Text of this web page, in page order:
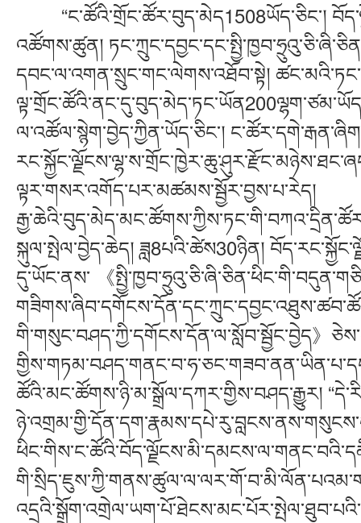
“ང་ཚོའི་གྲོང་ཚོར་བུད་མེད1508ཡོད་ཅིང་།
འཚོགས་ཚུན།
དབང་ལ་འགན་སྲུང་གང་ལེགས་འཐོབ་སྟེ།
ལ་འཚོལ་སྙེག་བྱེད་ཀྱིན་ཡོད་ཅིང་།
ལྟར་གསར་འགོད་པར་མཚམས་སྦྱོར་བྱས་པ་རེད།
སྐུལ་སྤེལ་བྱེད་ཆེད། ཟླ8པའི་ཚེས30ཉིན།
དུ་ཡོང་ནས་ 《
གི་གསུང་བཤད་ཀྱི་དགོངས་དོན་ལ་སློབ་སྦྱོང་བྱེད》
ཚོའི་མང་ཚོགས་ཉི་མ་སྒྲོལ་དཀར་གྱིས་བཤད་རྒྱུར།